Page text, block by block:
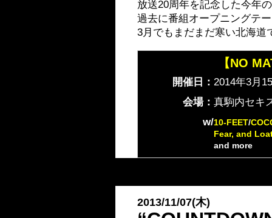
放送20周年を記念した今年
過去に番組オープニングテ
3月でもまだまだ寒い北海道
【NO
開催日： 2014年3月
会場： 真駒内セキ
w/10-FEET/
Fear, and
and more
2013/11/07(木)